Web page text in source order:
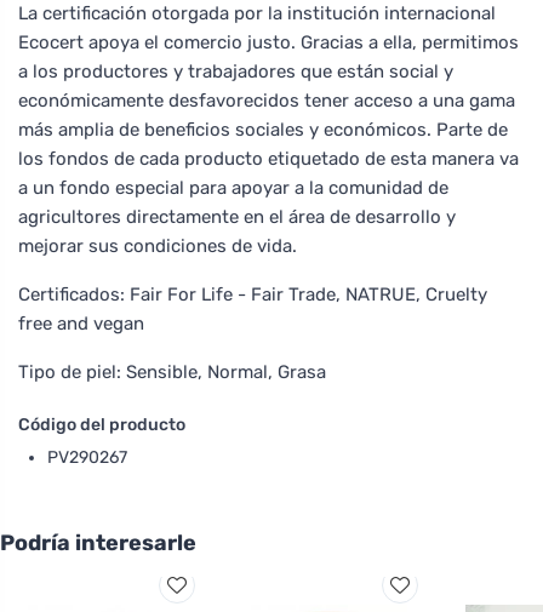
La certificación otorgada por la institución internacional
Ecocert apoya el comercio justo. Gracias a ella, permitimos
a los productores y trabajadores que están social y
económicamente desfavorecidos tener acceso a una gama
más amplia de beneficios sociales y económicos. Parte de
los fondos de cada producto etiquetado de esta manera va
a un fondo especial para apoyar a la comunidad de
agricultores directamente en el área de desarrollo y
mejorar sus condiciones de vida.
Certificados: Fair For Life - Fair Trade, NATRUE, Cruelty
free and vegan
Tipo de piel: Sensible, Normal, Grasa
Código del producto
PV290267
Podría interesarle